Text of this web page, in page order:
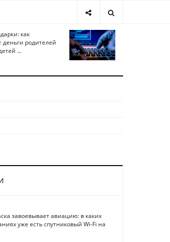
как
родителей
...
завоевывает авиацию: в каких
уже есть спутниковый Wi-Fi на